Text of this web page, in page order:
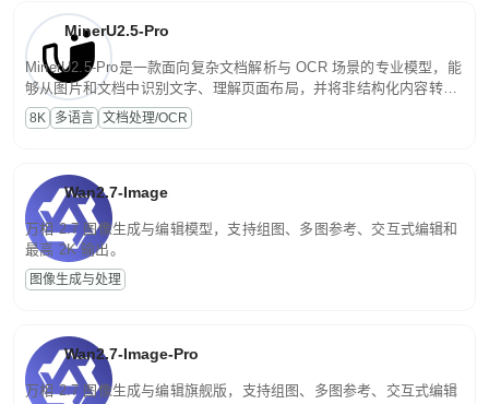
MinerU2.5-Pro
MinerU2.5-Pro是一款面向复杂文档解析与 OCR 场景的专业模型，能
够从图片和文档中识别文字、理解页面布局，并将非结构化内容转换
为便于存储、检索和二次处理的结构化结果。
8K 多语言 文档处理/OCR
Wan2.7-Image
万相 2.7 图像生成与编辑模型，支持组图、多图参考、交互式编辑和
最高 2K 输出。
图像生成与处理
Wan2.7-Image-Pro
万相 2.7 图像生成与编辑旗舰版，支持组图、多图参考、交互式编辑